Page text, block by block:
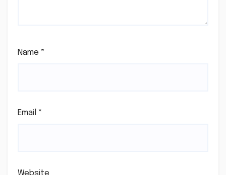
Name *
Email *
Website